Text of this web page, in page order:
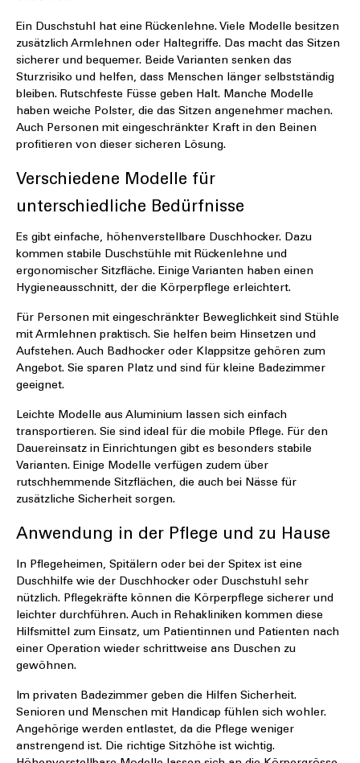
Ein Duschstuhl hat eine Rückenlehne. Viele Modelle besitzen
zusätzlich Armlehnen oder Haltegriffe. Das macht das Sitzen
sicherer und bequemer. Beide Varianten senken das
Sturzrisiko und helfen, dass Menschen länger selbstständig
bleiben. Rutschfeste Füsse geben Halt. Manche Modelle
haben weiche Polster, die das Sitzen angenehmer machen.
Auch Personen mit eingeschränkter Kraft in den Beinen
profitieren von dieser sicheren Lösung.
Verschiedene Modelle für
unterschiedliche Bedürfnisse
Es gibt einfache, höhenverstellbare Duschhocker. Dazu
kommen stabile Duschstühle mit Rückenlehne und
ergonomischer Sitzfläche. Einige Varianten haben einen
Hygieneausschnitt, der die Körperpflege erleichtert.
Für Personen mit eingeschränkter Beweglichkeit sind Stühle
mit Armlehnen praktisch. Sie helfen beim Hinsetzen und
Aufstehen. Auch Badhocker oder Klappsitze gehören zum
Angebot. Sie sparen Platz und sind für kleine Badezimmer
geeignet.
Leichte Modelle aus Aluminium lassen sich einfach
transportieren. Sie sind ideal für die mobile Pflege. Für den
Dauereinsatz in Einrichtungen gibt es besonders stabile
Varianten. Einige Modelle verfügen zudem über
rutschhemmende Sitzflächen, die auch bei Nässe für
zusätzliche Sicherheit sorgen.
Anwendung in der Pflege und zu Hause
In Pflegeheimen, Spitälern oder bei der Spitex ist eine
Duschhilfe wie der Duschhocker oder Duschstuhl sehr
nützlich. Pflegekräfte können die Körperpflege sicherer und
leichter durchführen. Auch in Rehakliniken kommen diese
Hilfsmittel zum Einsatz, um Patientinnen und Patienten nach
einer Operation wieder schrittweise ans Duschen zu
gewöhnen.
Im privaten Badezimmer geben die Hilfen Sicherheit.
Senioren und Menschen mit Handicap fühlen sich wohler.
Angehörige werden entlastet, da die Pflege weniger
anstrengend ist. Die richtige Sitzhöhe ist wichtig.